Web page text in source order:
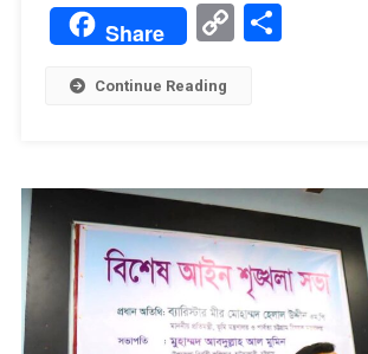
Share
CopyShare
Continue Reading